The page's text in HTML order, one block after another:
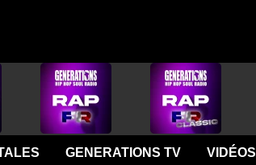
GENERATIONS TV VIDÉOS